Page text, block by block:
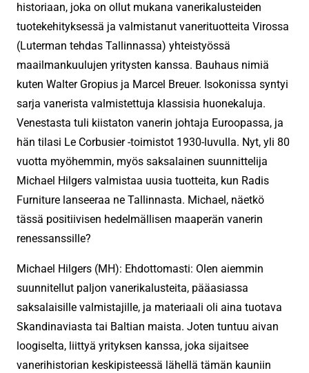
historiaan, joka on ollut mukana vanerikalusteiden
tuotekehityksessä ja valmistanut vanerituotteita Virossa
(Luterman tehdas Tallinnassa) yhteistyössä
maailmankuulujen yritysten kanssa. Bauhaus nimiä
kuten Walter Gropius ja Marcel Breuer. Isokonissa syntyi
sarja vanerista valmistettuja klassisia huonekaluja.
Venestasta tuli kiistaton vanerin johtaja Euroopassa, ja
hän tilasi Le Corbusier -toimistot 1930-luvulla. Nyt, yli 80
vuotta myöhemmin, myös saksalainen suunnittelija
Michael Hilgers valmistaa uusia tuotteita, kun Radis
Furniture lanseeraa ne Tallinnasta. Michael, näetkö
tässä positiivisen hedelmällisen maaperän vanerin
renessanssille?
Michael Hilgers (MH): Ehdottomasti: Olen aiemmin
suunnitellut paljon vanerikalusteita, pääasiassa
saksalaisille valmistajille, ja materiaali oli aina tuotava
Skandinaviasta tai Baltian maista. Joten tuntuu aivan
loogiselta, liittyä yrityksen kanssa, joka sijaitsee
vanerihistorian keskipisteessä lähellä tämän kauniin